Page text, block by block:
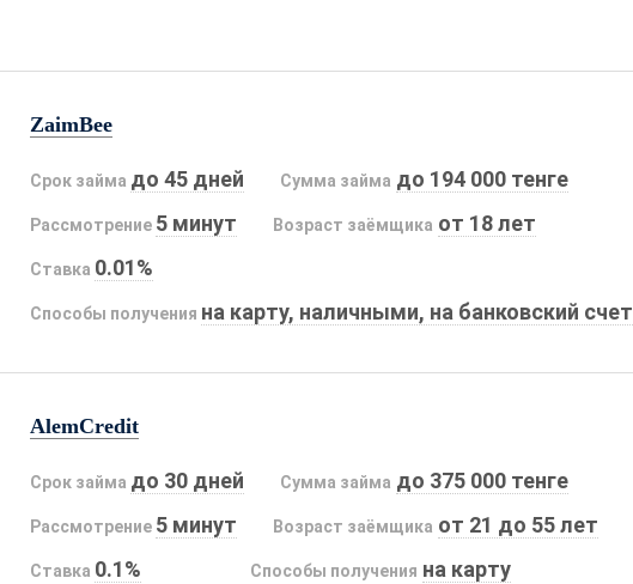
ZaimBee
Срок займа до 45 дней Сумма займа до 194 000 тенге
Рассмотрение 5 минут Возраст заёмщика от 18 лет
Ставка 0.01%
Способы получения на карту, наличными, на банковский счет
AlemCredit
Срок займа до 30 дней Сумма займа до 375 000 тенге
Рассмотрение 5 минут Возраст заёмщика от 21 до 55 лет
Ставка 0.1% Способы получения на карту